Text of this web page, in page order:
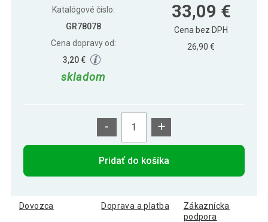
Katalógové číslo:
GR78078
Cena dopravy od:
3,20 €
skladom
33,09 €
Cena bez DPH
26,90 €
- +
Pridať do košíka
Dovozca Doprava a platba
Zákaznícka
podpora